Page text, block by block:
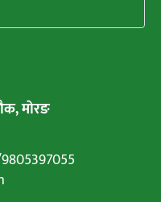
माेरङ
9805397055